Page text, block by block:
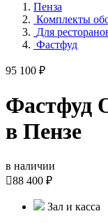
Пенза
Комплекты
Для
Фастфуд
95 100 ₽
Фастфуд
в Пензе
в наличии
88 400 ₽
Зал и касса